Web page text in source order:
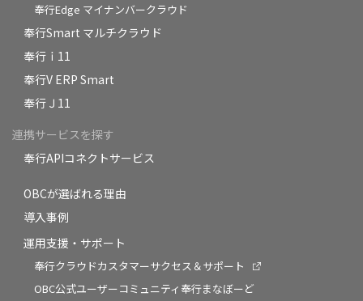
奉行Edge マイナンバークラウド
奉行Smart マルチクラウド
奉行ｉ11
奉行V ERP Smart
奉行Ｊ11
連携サービスを探す
奉行APIコネクトサービス
OBCが選ばれる理由
導入事例
運用支援・サポート
奉行クラウドカスタマーサクセス＆サポート
OBC公式ユーザーコミュニティ奉行まなぼーど